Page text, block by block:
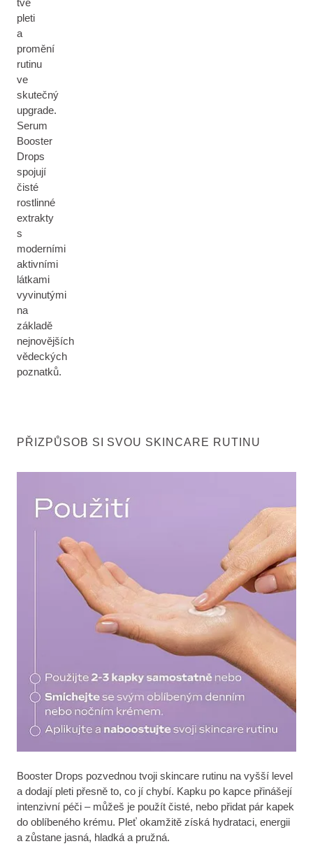
tvé
pleti
a
promění
rutinu
ve
skutečný
upgrade.
Serum
Booster
Drops
spojují
čisté
rostlinné
extrakty
s
moderními
aktivními
látkami
vyvinutými
na
základě
nejnovějších
vědeckých
poznatků.
PŘIZPŮSOB SI SVOU SKINCARE RUTINU
Booster Drops pozvednou tvoji skincare rutinu na vyšší level
a dodají pleti přesně to, co jí chybí. Kapku po kapce přinášejí
intenzivní péči – můžeš je použít čisté, nebo přidat pár kapek
do oblíbeného krému. Pleť okamžitě získá hydrataci, energii
a zůstane jasná, hladká a pružná.